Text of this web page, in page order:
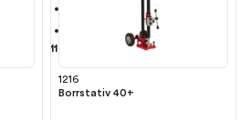
Längd 400 mm
1 1/4"-gänga
116,00 kr
1216
Borrstativ 40+